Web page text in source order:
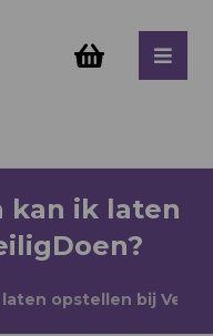
kan ik laten
opstellen bij